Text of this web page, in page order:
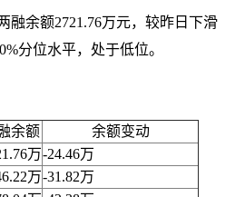
融余额2721.76万元，较昨日下滑
分位水平，处于低位。
余额
余额变动
万-24.46万
万-31.82万